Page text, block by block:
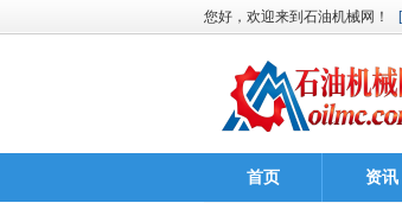
您好，欢迎来到石油机械网！
首页 资讯